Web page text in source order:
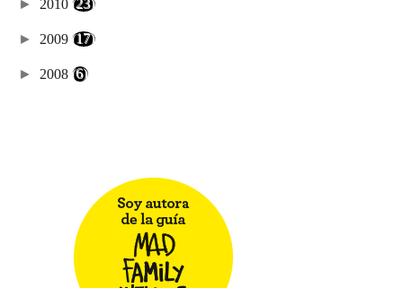
► 2010 (23)
► 2009 (17)
► 2008 (6)